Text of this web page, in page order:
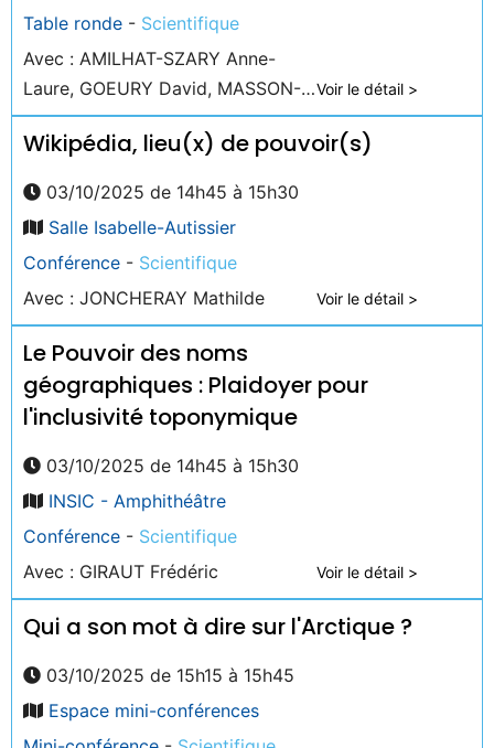
Table ronde - Scientifique
Avec : AMILHAT-SZARY Anne-
Laure, GOEURY David, MASSON-
DELMOTTE Valérie
Voir le détail >
Wikipédia, lieu(x) de pouvoir(s)
03/10/2025 de 14h45 à 15h30
Salle Isabelle-Autissier
Conférence - Scientifique
Avec : JONCHERAY Mathilde
Voir le détail >
Le Pouvoir des noms
géographiques : Plaidoyer pour
l'inclusivité toponymique
03/10/2025 de 14h45 à 15h30
INSIC - Amphithéâtre
Conférence - Scientifique
Avec : GIRAUT Frédéric
Voir le détail >
Qui a son mot à dire sur l'Arctique ?
03/10/2025 de 15h15 à 15h45
Espace mini-conférences